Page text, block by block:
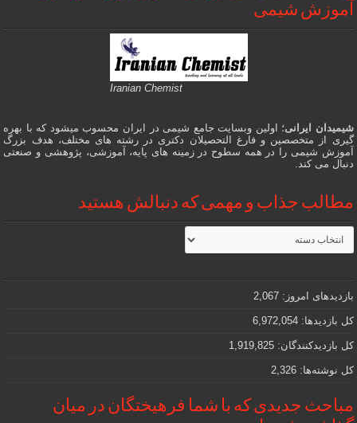
آموزش شیمی
Iranian Chemist
شیمیدان ایرانی؛ اولین وبسایت جامع شیمی در ایران محسوب میشود که با بهره
گیری از متخصصین و فارغ التحصیلان دکتری در رشته های مختلف، هدف بزرگ
آموزش شیمی را در همه سطوح در زمینه های پایه، آموزشی، پژوهشی و صنعتی
دنبال می کند.
مطالب جذاب و مهمی که دنبالش هستید
مطالب
جذاب
و
که
دنبالش
هستید
بازدیدهای امروز:2,067
کل بازدیدها:6,972,054
کل بازدیدکنند‌گان:1,919,825
کل نوشته‌ها:2,326
مباحث جدیدی که با شما فرهیختگان در میان